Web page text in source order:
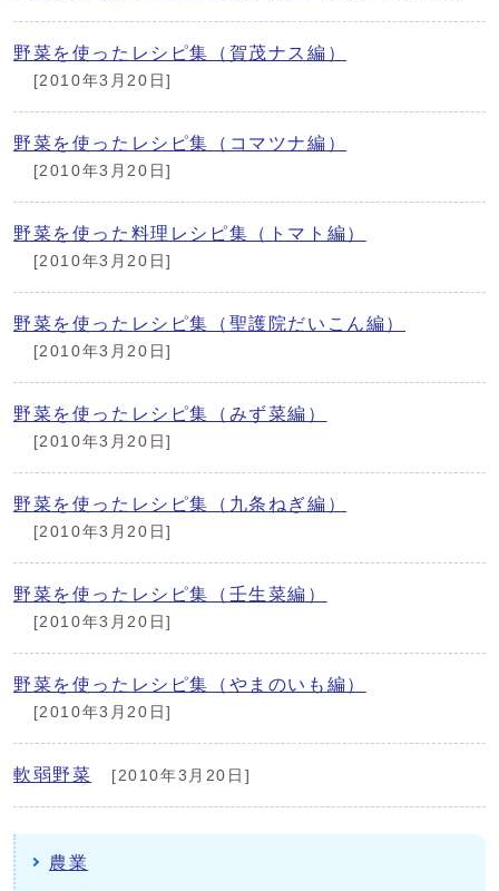
野菜を使ったレシピ集（賀茂ナス編）
[2010年3月20日]
野菜を使ったレシピ集（コマツナ編）
[2010年3月20日]
野菜を使った料理レシピ集（トマト編）
[2010年3月20日]
野菜を使ったレシピ集（聖護院だいこん編）
[2010年3月20日]
野菜を使ったレシピ集（みず菜編）
[2010年3月20日]
野菜を使ったレシピ集（九条ねぎ編）
[2010年3月20日]
野菜を使ったレシピ集（壬生菜編）
[2010年3月20日]
野菜を使ったレシピ集（やまのいも編）
[2010年3月20日]
軟弱野菜 [2010年3月20日]
農業